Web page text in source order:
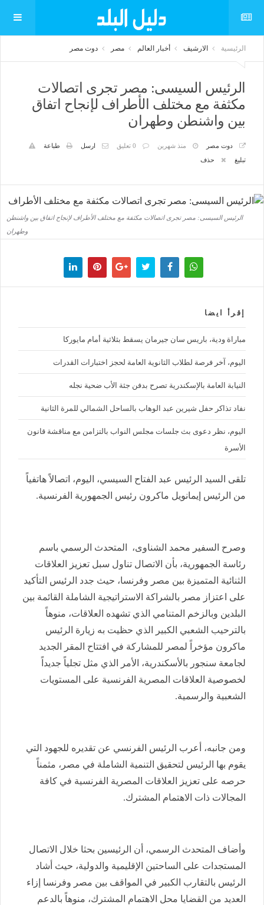
الرئيسية الارشيف أخبار العالم مصر دوت مصر
الرئيس السيسى: مصر تجرى اتصالات
مكثفة مع مختلف الأطراف لإنجاح اتفاق
بين واشنطن وطهران
دوت مصر منذ شهرين 0 تعليق ارسل
طباعة
تبليغ
حذف
الرئيس السيسى: مصر تجرى اتصالات مكثفة مع مختلف الأطراف لإنجاح اتفاق بين واشنطن
وطهران
إقرأ ايضا
مباراة ودية، باريس سان جيرمان يسقط بثلاثية أمام مايوركا
اليوم، آخر فرصة لطلاب الثانوية العامة لحجز اختبارات القدرات
النيابة العامة بالإسكندرية تصرح بدفن جثة الأب ضحية نجله
نفاد تذاكر حفل شيرين عبد الوهاب بالساحل الشمالي للمرة الثانية
اليوم، نظر دعوى بث جلسات مجلس النواب بالتزامن مع مناقشة قانون
الأسرة
تلقى السيد الرئيس عبد الفتاح السيسي، اليوم، اتصالاً هاتفياً
من الرئيس إيمانويل ماكرون رئيس الجمهورية الفرنسية.
وصرح السفير محمد الشناوى، المتحدث الرسمي باسم
رئاسة الجمهورية، بأن الاتصال تناول سبل تعزيز العلاقات
الثنائية المتميزة بين مصر وفرنسا، حيث جدد الرئيس التأكيد
على اعتزاز مصر بالشراكة الاستراتيجية الشاملة القائمة بين
البلدين وبالزخم المتنامي الذي تشهده العلاقات، منوهاً
بالترحيب الشعبي الكبير الذي حظيت به زيارة الرئيس
ماكرون مؤخراً لمصر للمشاركة في افتتاح المقر الجديد
لجامعة سنجور بالأسكندرية، الأمر الذي مثل تجلياً جديداً
لخصوصية العلاقات المصرية الفرنسية على المستويات
الشعبية والرسمية.
ومن جانبه، أعرب الرئيس الفرنسي عن تقديره للجهود التي
يقوم بها الرئيس لتحقيق التنمية الشاملة في مصر، مثمناً
حرصه على تعزيز العلاقات المصرية الفرنسية في كافة
المجالات ذات الاهتمام المشترك.
وأضاف المتحدث الرسمي، أن الرئيسين بحثا خلال الاتصال
المستجدات على الساحتين الإقليمية والدولية، حيث أشاد
الرئيس بالتقارب الكبير في المواقف بين مصر وفرنسا إزاء
العديد من القضايا محل الاهتمام المشترك، منوهاً بالدعم